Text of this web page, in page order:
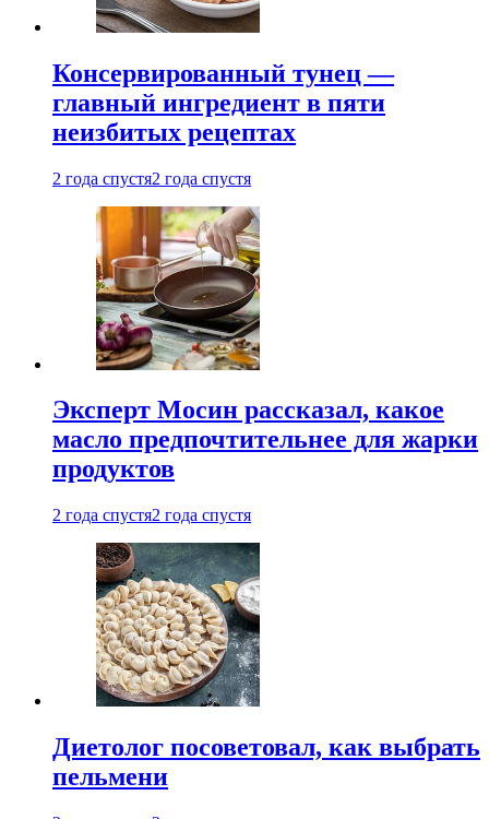
Консервированный тунец —
главный ингредиент в пяти
неизбитых рецептах
2 года спустя2 года спустя
Эксперт Мосин рассказал, какое
масло предпочтительнее для жарки
продуктов
2 года спустя2 года спустя
Диетолог посоветовал, как выбрать
пельмени